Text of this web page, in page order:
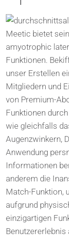
Meetic bietet
amyotrophic
Funktionen.
unser Erstellen
Mitgliedern und
von Premium-
Funktionen
wie gleichfalls
Augenzwinkern,
Anwendung
Informationen
anderem die
Match-Funktion,
aufgrund
einzigartigen